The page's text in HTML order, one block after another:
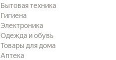
Бытовая техника
Гигиена
Электроника
Одежда и обувь
Товары для дома
Аптека